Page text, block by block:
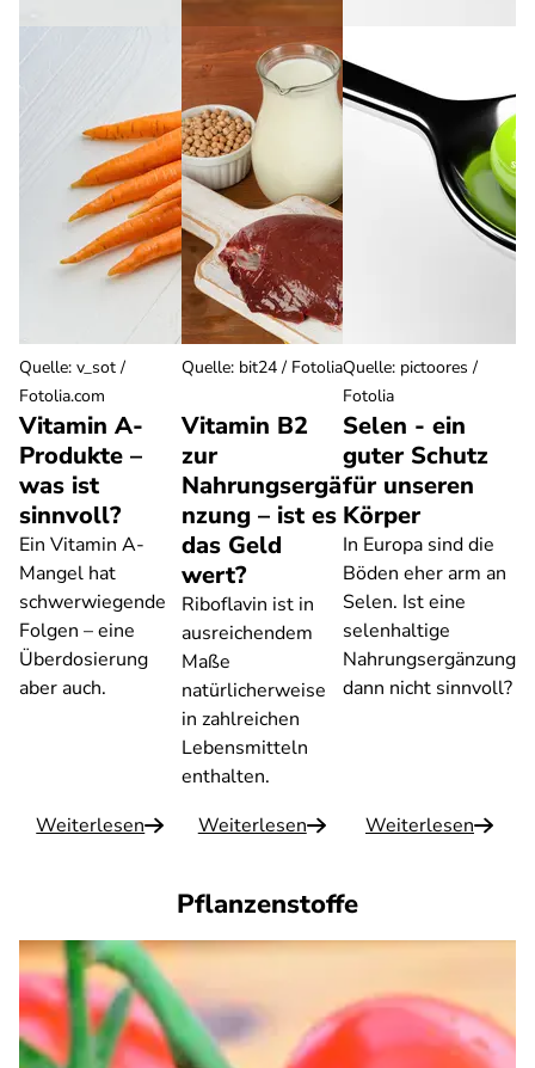
Vitamin A-
Produkte –
was ist
sinnvoll?
Ein Vitamin A-
Mangel hat
schwerwiegende
Folgen – eine
Überdosierung
aber auch.
Weiterlesen
Quelle: v_sot /
Fotolia.com
Vitamin B2
zur
Nahrungsergä
nzung – ist es
das Geld
wert?
Riboflavin ist in
ausreichendem
Maße
natürlicherweise
in zahlreichen
Lebensmitteln
enthalten.
Weiterlesen
Quelle: bit24 / Fotolia
Selen - ein
guter Schutz
für unseren
Körper
In Europa sind die
Böden eher arm an
Selen. Ist eine
selenhaltige
Nahrungsergänzung
dann nicht sinnvoll?
Weiterlesen
Quelle: pictoores /
Fotolia
Pflanzenstoffe